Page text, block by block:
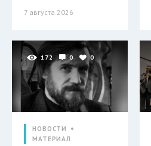
7 августа 2026
172 0 0
НОВОСТИ
МАТЕРИАЛ